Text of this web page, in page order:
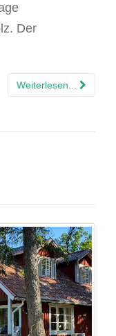
Der
Weiterlesen...